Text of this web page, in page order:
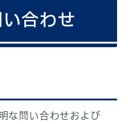
合わせ
な問い合わせおよび